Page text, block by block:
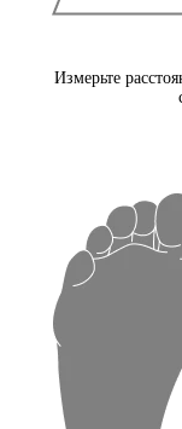
Измерьте